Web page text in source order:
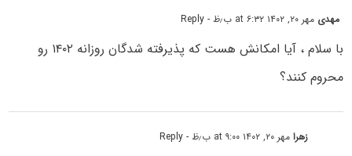
مهدی مهر ۲۰, ۱۴۰۲ at ۶:۳۲ ب٫ظ - Reply
با سلام ، آیا امکانش هست که پذیرفته شدگان روزانه ۱۴۰۲ رو
محروم کنند؟
زهرامهر ۲۰, ۱۴۰۲ at ۹:۰۰ ب٫ظ - Reply